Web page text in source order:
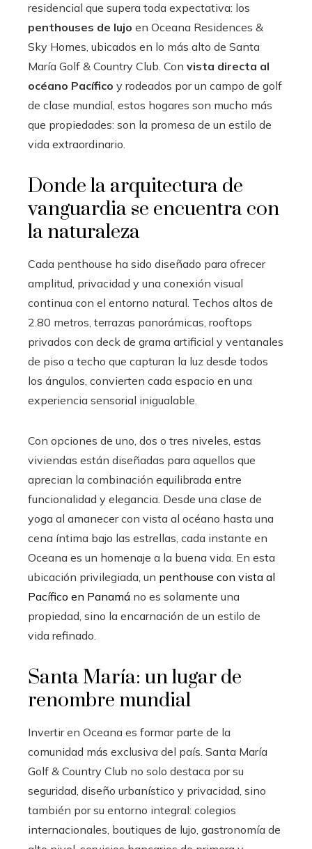
residencial que supera toda expectativa: los
penthouses de lujo en Oceana Residences &
Sky Homes, ubicados en lo más alto de Santa
María Golf & Country Club. Con vista directa al
océano Pacífico y rodeados por un campo de golf
de clase mundial, estos hogares son mucho más
que propiedades: son la promesa de un estilo de
vida extraordinario.
Donde la arquitectura de
vanguardia se encuentra con
la naturaleza
Cada penthouse ha sido diseñado para ofrecer
amplitud, privacidad y una conexión visual
continua con el entorno natural. Techos altos de
2.80 metros, terrazas panorámicas, rooftops
privados con deck de grama artificial y ventanales
de piso a techo que capturan la luz desde todos
los ángulos, convierten cada espacio en una
experiencia sensorial inigualable.
Con opciones de uno, dos o tres niveles, estas
viviendas están diseñadas para aquellos que
aprecian la combinación equilibrada entre
funcionalidad y elegancia. Desde una clase de
yoga al amanecer con vista al océano hasta una
cena íntima bajo las estrellas, cada instante en
Oceana es un homenaje a la buena vida. En esta
ubicación privilegiada, un penthouse con vista al
Pacífico en Panamá no es solamente una
propiedad, sino la encarnación de un estilo de
vida refinado.
Santa María: un lugar de
renombre mundial
Invertir en Oceana es formar parte de la
comunidad más exclusiva del país. Santa María
Golf & Country Club no solo destaca por su
seguridad, diseño urbanístico y privacidad, sino
también por su entorno integral: colegios
internacionales, boutiques de lujo, gastronomía de